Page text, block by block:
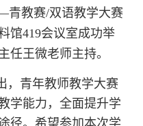
青教赛/双语教学大赛
馆419会议室成功举
任王微老师主持。
，青年教师教学大赛
学能力，全面提升学
径。希望参加本次学